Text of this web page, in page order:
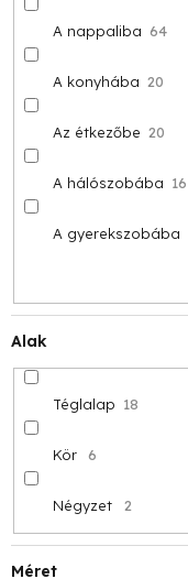
Méret
A nappaliba 64
A konyhába 20
Az étkezőbe 20
A hálószobába 16
A gyerekszobába
Alak
Téglalap 18
Kör 6
Négyzet 2